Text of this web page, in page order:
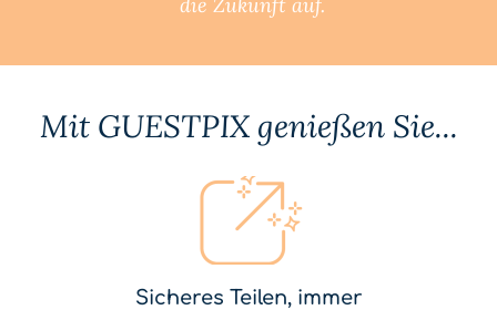
Mit GUESTPIX genießen Sie...
Sicheres Teilen, immer